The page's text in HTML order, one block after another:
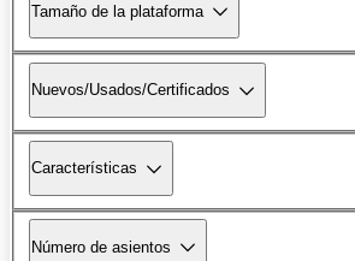
Tamaño de la plataforma
Nuevos/Usados/Certificados
Características
Número de asientos